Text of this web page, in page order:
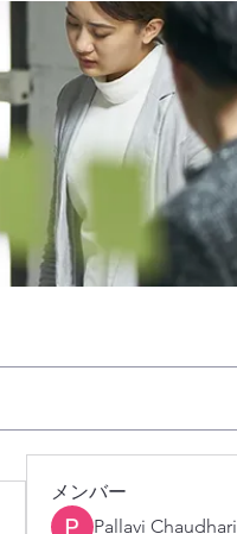
メンバー
Pallavi Chaudhari